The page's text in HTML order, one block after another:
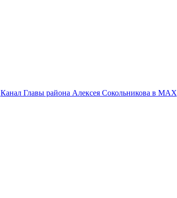
Канал Главы района Алексея Сокольникова в MAX